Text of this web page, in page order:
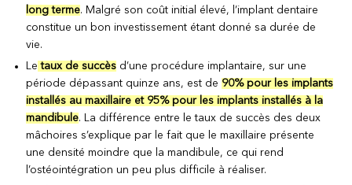
long terme. Malgré son coût initial élevé, l’implant dentaire
constitue un bon investissement étant donné sa durée de
vie.
Le taux de succès d’une procédure implantaire, sur une
période dépassant quinze ans, est de 90% pour les implants
installés au maxillaire et 95% pour les implants installés à la
mandibule. La différence entre le taux de succès des deux
mâchoires s’explique par le fait que le maxillaire présente
une densité moindre que la mandibule, ce qui rend
l’ostéointégration un peu plus difficile à réaliser.